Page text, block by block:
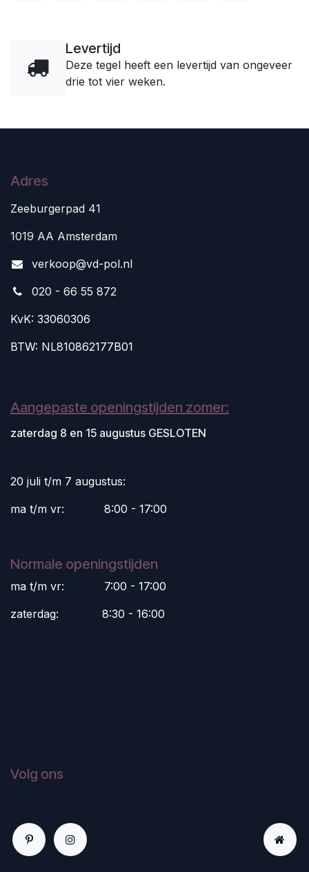
Levertijd
Deze tegel heeft een levertijd van ongeveer
drie tot vier weken.
Adres
Zeeburgerpad 41
1019 AA Amsterdam
verkoop@vd-pol.nl
020 - 66 55 872
KvK: 33060306
BTW: NL810862177B01
Aangepaste openingstijden zomer:
zaterdag 8 en 15 augustus GESLOTEN
20 juli t/m 7 augustus:
ma t/m vr:
​8:00 - 17:00
Normale openingstijden
ma t/m vr:
​7:00 - 17:00
zaterdag:
​8:30 - 16:00
Volg ons